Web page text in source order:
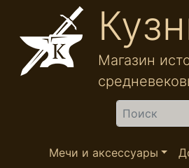
Перейти к основному содержанию
Магазин
Найти
Мечи и аксессуары